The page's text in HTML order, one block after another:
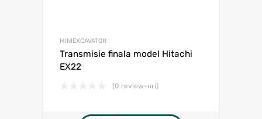
MINIEXCAVATOR
Transmisie finala model Hitachi
EX22
(0 review-uri)